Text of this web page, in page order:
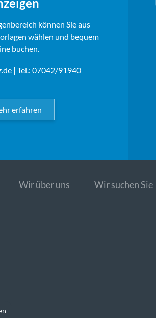
können Sie aus
wählen und bequem
buchen.
| Tel.: 07042/91940
erfahren
Wir über uns Wir suchen Sie